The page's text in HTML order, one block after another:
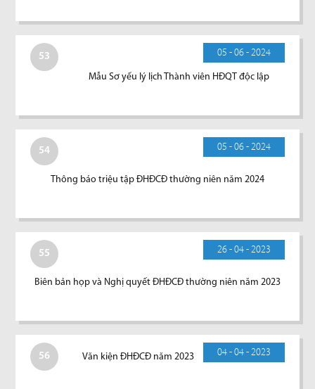
53 05 - 06 - 2024
Mẫu Sơ yếu lý lịch Thành viên HĐQT độc lập
54 05 - 06 - 2024
Thông báo triệu tập ĐHĐCĐ thường niên năm 2024
55 26 - 04 - 2023
Biên bản họp và Nghị quyết ĐHĐCĐ thường niên năm 2023
56 04 - 04 - 2023
Văn kiện ĐHĐCĐ năm 2023